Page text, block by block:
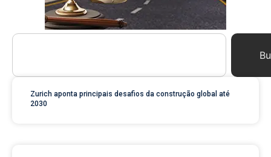
Zurich aponta principais desafios da construção global até
2030